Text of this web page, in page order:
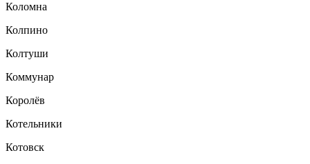
Коломна
Колпино
Колтуши
Коммунар
Королёв
Котельники
Котовск